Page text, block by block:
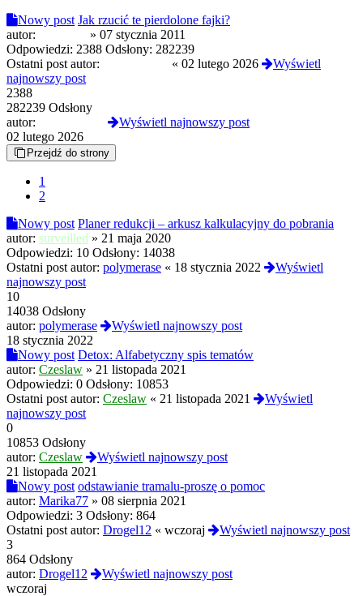
Nowy post Jak rzucić te pierdolone fajki?
autor:
» 07 stycznia 2011
Odpowiedzi: 2388 Odsłony: 282239
Ostatni post autor:
« 02 lutego 2026
Wyświetl
najnowszy post
2388
282239 Odsłony
autor:
Wyświetl najnowszy post
02 lutego 2026
Przejdź do strony
1
2
Nowy post Planer redukcji – arkusz kalkulacyjny do pobrania
autor: surveilled » 21 maja 2020
Odpowiedzi: 10 Odsłony: 14038
Ostatni post autor: polymerase « 18 stycznia 2022
Wyświetl
najnowszy post
10
14038 Odsłony
autor: polymerase
Wyświetl najnowszy post
18 stycznia 2022
Nowy post Detox: Alfabetyczny spis tematów
autor: Czeslaw » 21 listopada 2021
Odpowiedzi: 0 Odsłony: 10853
Ostatni post autor: Czeslaw « 21 listopada 2021
Wyświetl
najnowszy post
0
10853 Odsłony
autor: Czeslaw
Wyświetl najnowszy post
21 listopada 2021
Nowy post odstawianie tramalu-proszę o pomoc
autor: Marika77 » 08 sierpnia 2021
Odpowiedzi: 3 Odsłony: 864
Ostatni post autor: Drogel12 « wczoraj
Wyświetl najnowszy post
3
864 Odsłony
autor: Drogel12
Wyświetl najnowszy post
wczoraj